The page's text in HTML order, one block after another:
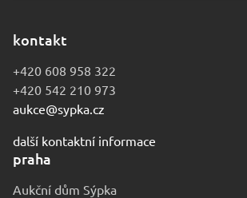
kontakt
+420 608 958 322
+420 542 210 973
aukce@sypka.cz
další kontaktní informace
praha
Aukční dům Sýpka